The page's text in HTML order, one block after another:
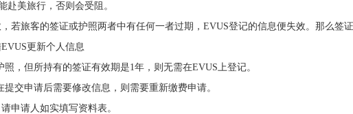
赴美旅行，否则会受阻。
若旅客的签证或护照两者中有任何一者过期，EVUS登记的信息便失效。那么签
更新个人信息
，但所持有的签证有效期是1年，则无需在EVUS上登记。
交申请后需要修改信息，则需要重新缴费申请。
申请人如实填写资料表。